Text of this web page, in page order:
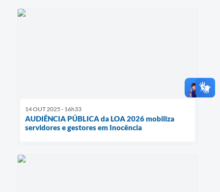
14 OUT 2025 - 16h33
AUDIÊNCIA PÚBLICA da LOA 2026 mobiliza
servidores e gestores em Inocência